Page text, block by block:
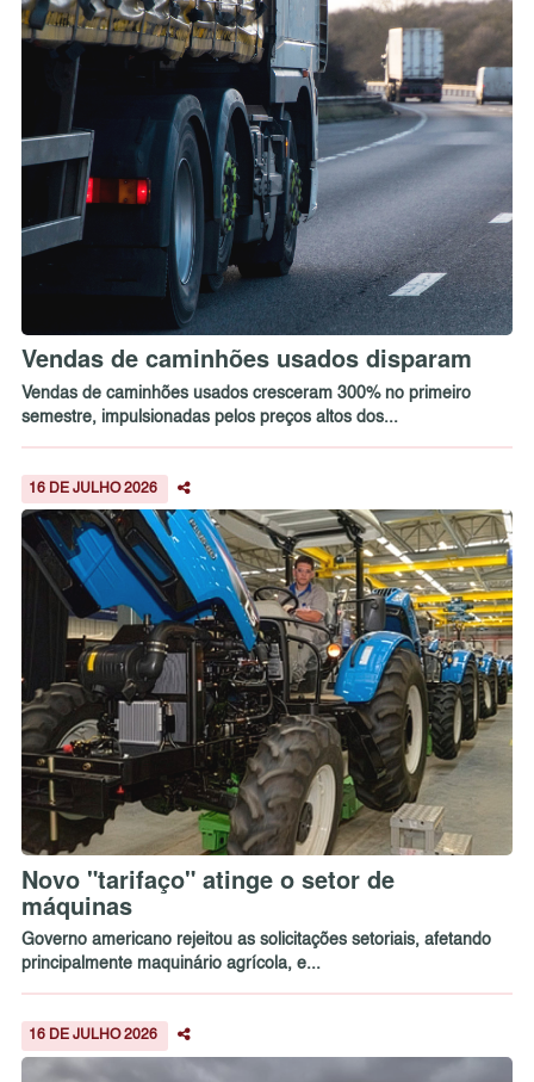
Vendas de caminhões usados disparam
Vendas de caminhões usados cresceram 300% no primeiro
semestre, impulsionadas pelos preços altos dos...
16 DE JULHO 2026
Novo "tarifaço" atinge o setor de
máquinas
Governo americano rejeitou as solicitações setoriais, afetando
principalmente maquinário agrícola, e...
16 DE JULHO 2026